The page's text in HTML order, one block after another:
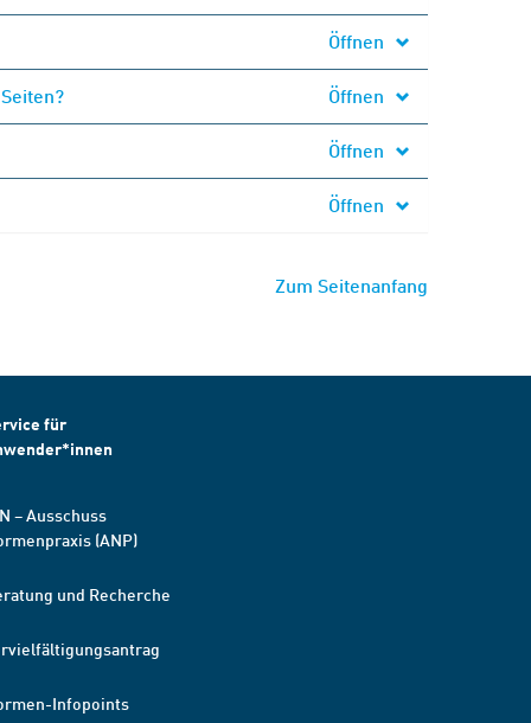
Öffnen
Öffnen
Öffnen
Öffnen
Zum Seitenanfang
für
– Ausschuss
(ANP)
und Recherche
Infopoints